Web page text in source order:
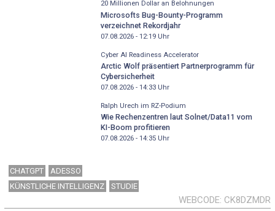
20 Millionen Dollar an Belohnungen
Microsofts Bug-Bounty-Programm
verzeichnet Rekordjahr
07.08.2026 - 12:19Uhr
Cyber AI Readiness Accelerator
Arctic Wolf präsentiert Partnerprogramm für
Cybersicherheit
07.08.2026 - 14:33Uhr
Ralph Urech im RZ-Podium
Wie Rechenzentren laut Solnet/Data11 vom
KI-Boom profitieren
07.08.2026 - 14:35Uhr
CHATGPT
ADESSO
KÜNSTLICHE INTELLIGENZ
STUDIE
WEBCODE CK8DZMDR